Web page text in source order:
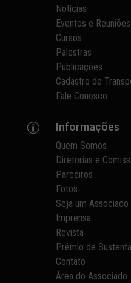
Notícias
Eventos e Reuniões
Cursos
Palestras
Publicações
Cadastro de
Fale Conosco
p Informações
Quem Somos
Diretorias e
Parceiros
Fotos
Seja um Associado
Imprensa
Revista
Prêmio de
Contato
Área do Associado